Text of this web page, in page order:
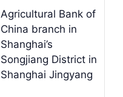
Agricultural Bank of
China branch in
Shanghai’s
Songjiang District in
Shanghai Jingyang